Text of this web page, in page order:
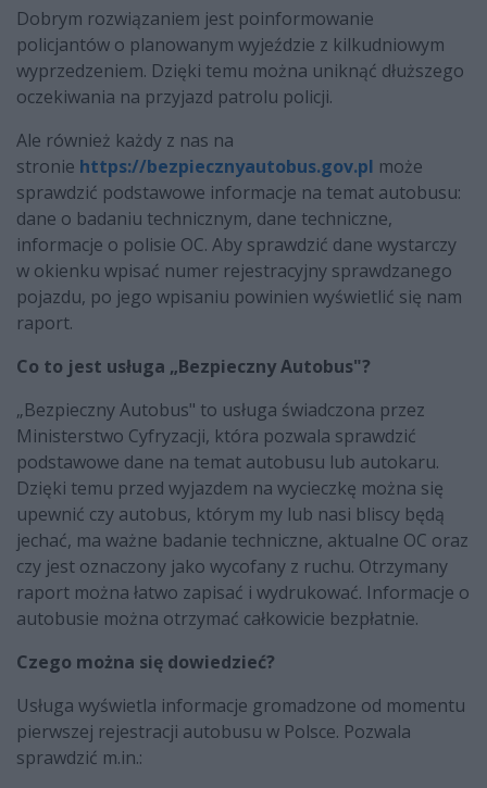
Dobrym rozwiązaniem jest poinformowanie
policjantów o planowanym wyjeździe z kilkudniowym
wyprzedzeniem. Dzięki temu można uniknąć dłuższego
oczekiwania na przyjazd patrolu policji.
Ale również każdy z nas na
stronie https://bezpiecznyautobus.gov.pl może
sprawdzić podstawowe informacje na temat autobusu:
dane o badaniu technicznym, dane techniczne,
informacje o polisie OC. Aby sprawdzić dane wystarczy
w okienku wpisać numer rejestracyjny sprawdzanego
pojazdu, po jego wpisaniu powinien wyświetlić się nam
raport.
Co to jest usługa „Bezpieczny Autobus"?
„Bezpieczny Autobus" to usługa świadczona przez
Ministerstwo Cyfryzacji, która pozwala sprawdzić
podstawowe dane na temat autobusu lub autokaru.
Dzięki temu przed wyjazdem na wycieczkę można się
upewnić czy autobus, którym my lub nasi bliscy będą
jechać, ma ważne badanie techniczne, aktualne OC oraz
czy jest oznaczony jako wycofany z ruchu. Otrzymany
raport można łatwo zapisać i wydrukować. Informacje o
autobusie można otrzymać całkowicie bezpłatnie.
Czego można się dowiedzieć?
Usługa wyświetla informacje gromadzone od momentu
pierwszej rejestracji autobusu w Polsce. Pozwala
sprawdzić m.in.: